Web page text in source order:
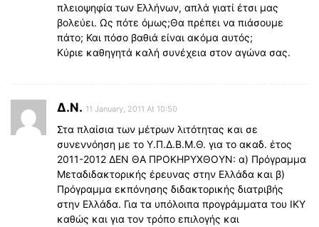
πλειοψηφία των Ελλήνων, απλά γιατί έτσι μας
βολεύει. Ως πότε όμως;Θα πρέπει να πιάσουμε
πάτο; Και πόσο βαθιά είναι ακόμα αυτός;
Κύριε καθηγητά καλή συνέχεια στον αγώνα σας.
Δ.Ν. 11 January, 2011 At 10:50
Στα πλαίσια των μέτρων λιτότητας και σε
συνεννόηση με το Υ.Π.Δ.Β.Μ.Θ. για το ακαδ. έτος
2011-2012 ΔΕΝ ΘΑ ΠΡΟΚΗΡΥΧΘΟΥΝ: α) Πρόγραμμα
Μεταδιδακτορικής έρευνας στην Ελλάδα και β)
Πρόγραμμα εκπόνησης διδακτορικής διατριβής
στην Ελλάδα. Για τα υπόλοιπα προγράμματα του ΙΚΥ
καθώς και για τον τρόπο επιλογής και